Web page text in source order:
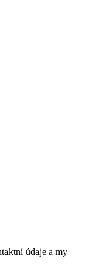
údaje a my